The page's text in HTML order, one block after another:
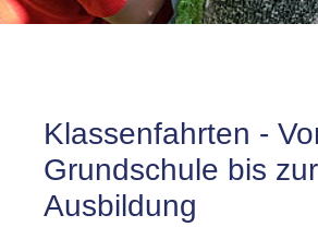
Klassenfahrten -
Grundschule bis zur
Ausbildung